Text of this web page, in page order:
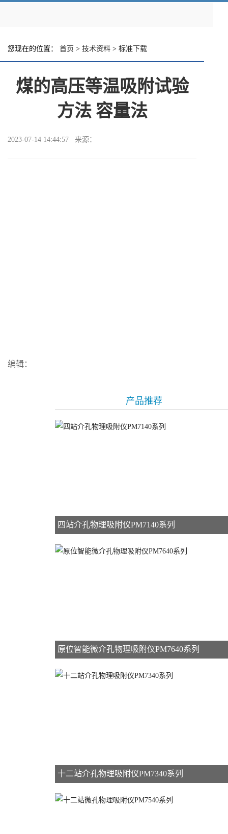
您现在的位置： 首页 > 技术资料 > 标准下载
煤的高压等温吸附试验
方法 容量法
2023-07-14 14:44:57 来源：
编辑：
产品推荐
四站介孔物理吸附仪PM7140系列
原位智能微介孔物理吸附仪PM7640系列
十二站介孔物理吸附仪PM7340系列